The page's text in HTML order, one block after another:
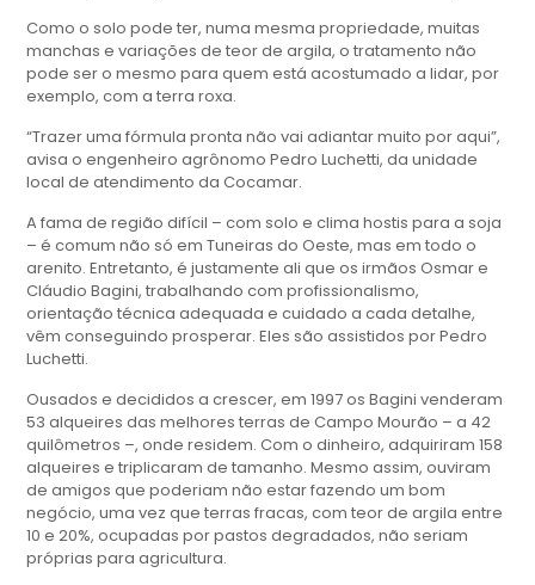
Como o solo pode ter, numa mesma propriedade, muitas
manchas e variações de teor de argila, o tratamento não
pode ser o mesmo para quem está acostumado a lidar, por
exemplo, com a terra roxa.
“Trazer uma fórmula pronta não vai adiantar muito por aqui”,
avisa o engenheiro agrônomo Pedro Luchetti, da unidade
local de atendimento da Cocamar.
A fama de região difícil – com solo e clima hostis para a soja
– é comum não só em Tuneiras do Oeste, mas em todo o
arenito. Entretanto, é justamente ali que os irmãos Osmar e
Cláudio Bagini, trabalhando com profissionalismo,
orientação técnica adequada e cuidado a cada detalhe,
vêm conseguindo prosperar. Eles são assistidos por Pedro
Luchetti.
Ousados e decididos a crescer, em 1997 os Bagini venderam
53 alqueires das melhores terras de Campo Mourão – a 42
quilômetros –, onde residem. Com o dinheiro, adquiriram 158
alqueires e triplicaram de tamanho. Mesmo assim, ouviram
de amigos que poderiam não estar fazendo um bom
negócio, uma vez que terras fracas, com teor de argila entre
10 e 20%, ocupadas por pastos degradados, não seriam
próprias para agricultura.